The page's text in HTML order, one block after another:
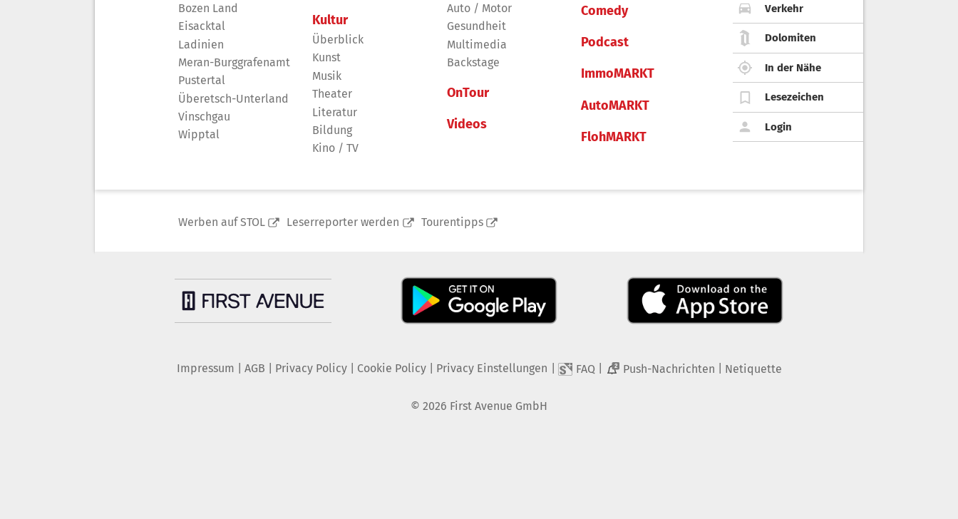
Bozen Land
Eisacktal
Ladinien
Meran-Burggrafenamt
Pustertal
Überetsch-Unterland
Vinschgau
Wipptal
Kultur
Überblick
Kunst
Musik
Theater
Literatur
Bildung
Kino / TV
Auto / Motor
Gesundheit
Multimedia
Backstage
OnTour
Videos
Comedy
Podcast
ImmoMARKT
AutoMARKT
FlohMARKT
Verkehr
Dolomiten
In der Nähe
Lesezeichen
Login
Werben auf STOL Leserreporter werden Tourentipps
Impressum AGB Privacy Policy| Cookie Policy| Privacy Einstellungen FAQ 2 Push-Nachrichten Netiquette
© 2026 First Avenue GmbH